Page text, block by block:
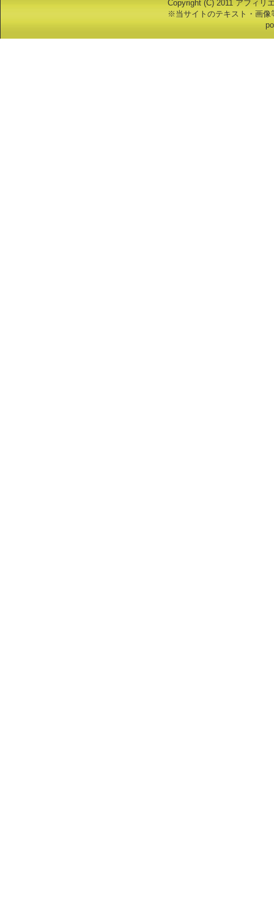
Copyright (C) 2011 アフィリ
※当サイトのテキスト・画像